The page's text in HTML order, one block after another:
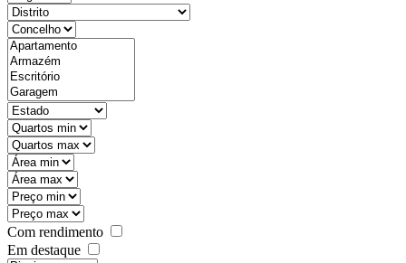
Com rendimento
Em destaque